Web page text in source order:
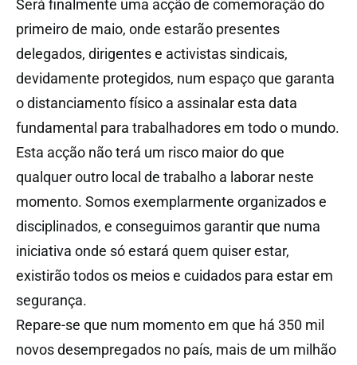
Será finalmente uma acção de comemoração do
primeiro de maio, onde estarão presentes
delegados, dirigentes e activistas sindicais,
devidamente protegidos, num espaço que garanta
o distanciamento físico a assinalar esta data
fundamental para trabalhadores em todo o mundo.
Esta acção não terá um risco maior do que
qualquer outro local de trabalho a laborar neste
momento. Somos exemplarmente organizados e
disciplinados, e conseguimos garantir que numa
iniciativa onde só estará quem quiser estar,
existirão todos os meios e cuidados para estar em
segurança.
Repare-se que num momento em que há 350 mil
novos desempregados no país, mais de um milhão